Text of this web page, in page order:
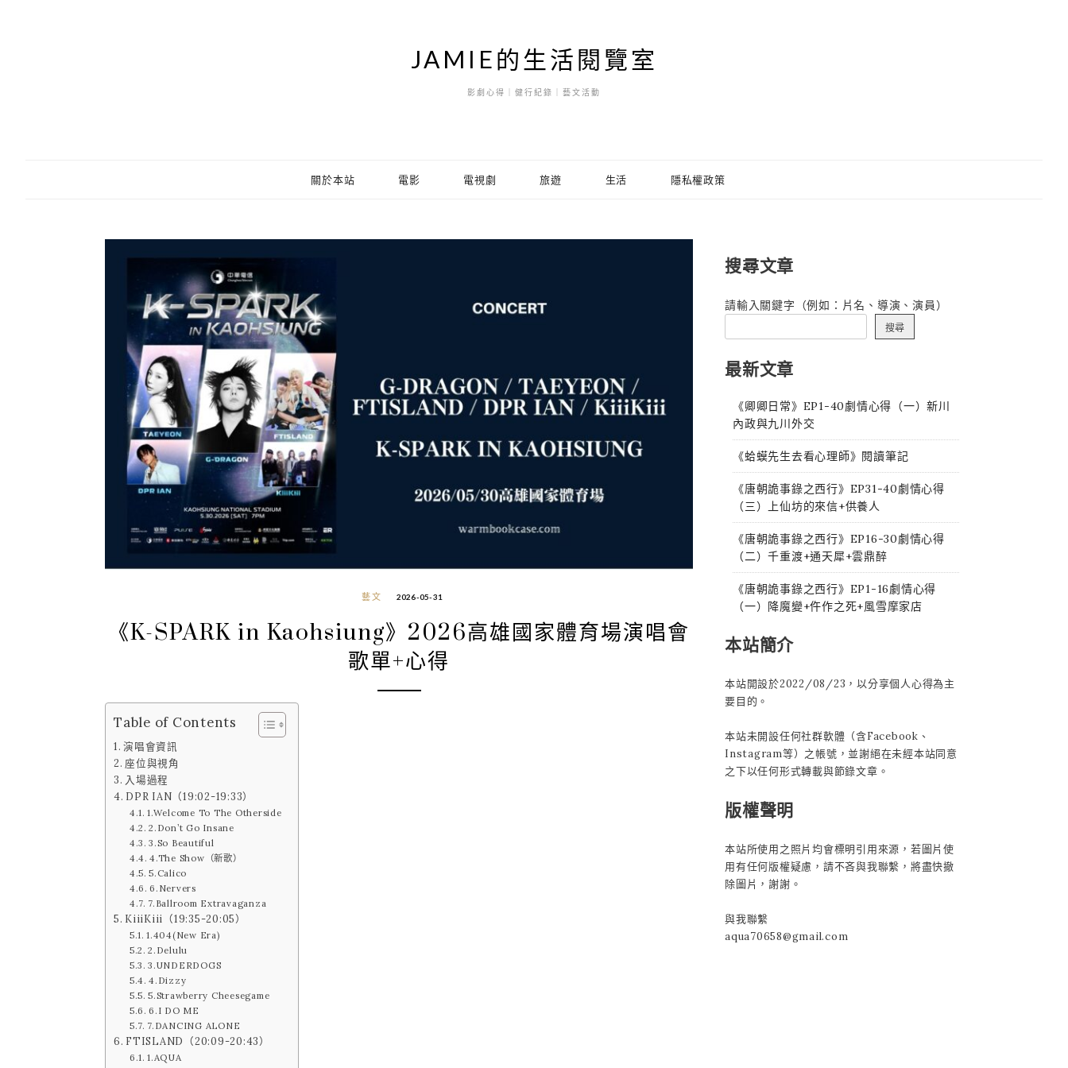
JAMIE的生活閱覽室
影劇心得｜健行紀錄｜藝文活動
關於本站 電影 電視劇 旅遊 生活 隱私權政策
藝文 2026-05-31
《K-SPARK in Kaohsiung》2026高雄國家體育場演唱會
歌單+心得
Table of Contents
演唱會資訊
座位與視角
入場過程
DPR IAN（19:02-19:33）
1.Welcome To The Otherside
2.Don’t Go Insane
3.So Beautiful
4.The Show（新歌）
5.Calico
6.Nervers
7.Ballroom Extravaganza
KiiiKiii（19:35-20:05）
1.404(New Era)
2.Delulu
3.UNDERDOGS
4.Dizzy
5.Strawberry Cheesegame
6.I DO ME
7.DANCING ALONE
FTISLAND（20:09-20:43）
1.AQUA
搜尋文章
請輸入關鍵字（例如：片名、導演、演員）
搜尋
最新文章
《卿卿日常》EP1-40劇情心得（一）新川
內政與九川外交
《蛤蟆先生去看心理師》閱讀筆記
《唐朝詭事錄之西行》EP31-40劇情心得
（三）上仙坊的來信+供養人
《唐朝詭事錄之西行》EP16-30劇情心得
（二）千重渡+通天犀+雲鼎醉
《唐朝詭事錄之西行》EP1-16劇情心得
（一）降魔變+仵作之死+風雪摩家店
本站簡介
本站開設於2022/08/23，以分享個人心得為主
要目的。
本站未開設任何社群軟體（含Facebook、
Instagram等）之帳號，並謝絕在未經本站同意
之下以任何形式轉載與節錄文章。
版權聲明
本站所使用之照片均會標明引用來源，若圖片使
用有任何版權疑慮，請不吝與我聯繫，將盡快撤
除圖片，謝謝。
與我聯繫
aqua70658@gmail.com